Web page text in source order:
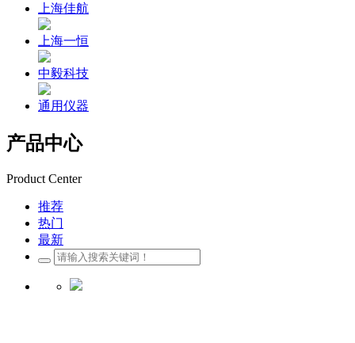
上海佳航
上海一恒
中毅科技
通用仪器
产品中心
Product Center
推荐
热门
最新